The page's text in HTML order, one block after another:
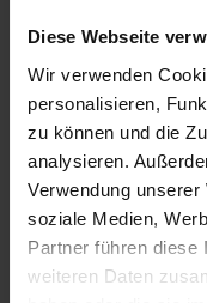
Diese Webseite
Wir verwenden
personalisieren,
zu können und die
analysieren.
Verwendung
soziale Medien,
Partner führen diese
weiteren Daten